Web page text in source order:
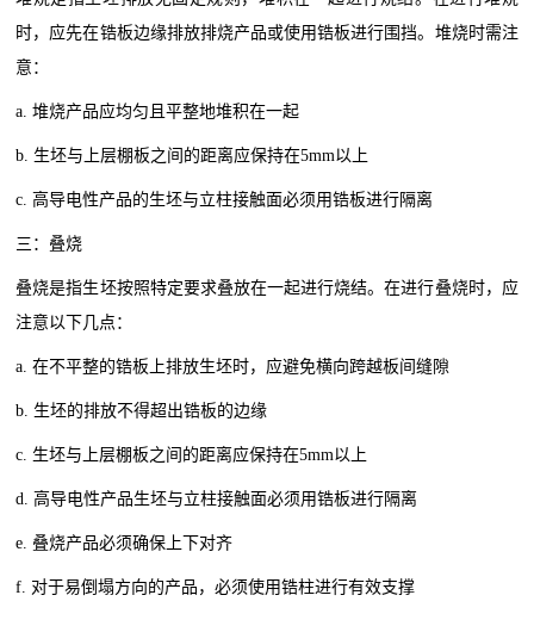
时，应先在锆板边缘排放排烧产品或使用锆板进行围挡。堆烧时需注
意：
a. 堆烧产品应均匀且平整地堆积在一起
b. 生坯与上层棚板之间的距离应保持在5mm以上
c. 高导电性产品的生坯与立柱接触面必须用锆板进行隔离
三：叠烧
叠烧是指生坯按照特定要求叠放在一起进行烧结。在进行叠烧时，应
注意以下几点：
a. 在不平整的锆板上排放生坯时，应避免横向跨越板间缝隙
b. 生坯的排放不得超出锆板的边缘
c. 生坯与上层棚板之间的距离应保持在5mm以上
d. 高导电性产品生坯与立柱接触面必须用锆板进行隔离
e. 叠烧产品必须确保上下对齐
f. 对于易倒塌方向的产品，必须使用锆柱进行有效支撑